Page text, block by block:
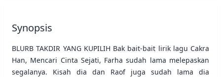
Synopsis
BLURB TAKDIR YANG KUPILIH ​​Bak bait-bait lirik lagu Cakra
Han, Mencari Cinta Sejati, Farha sudah lama melepaskan
segalanya. Kisah dia dan Raof juga sudah lama dia